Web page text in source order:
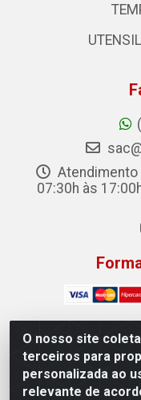
O nosso site
terceiros para
personalizada ao
relevante de
Atendimento
07:30h às
Machado Carnes
Logradouro:
Oeiras/PI - CEP